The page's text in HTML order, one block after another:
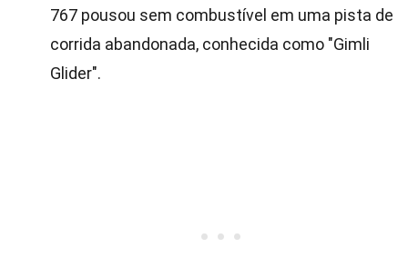
767 pousou sem combustível em uma pista de
corrida abandonada, conhecida como "Gimli
Glider".